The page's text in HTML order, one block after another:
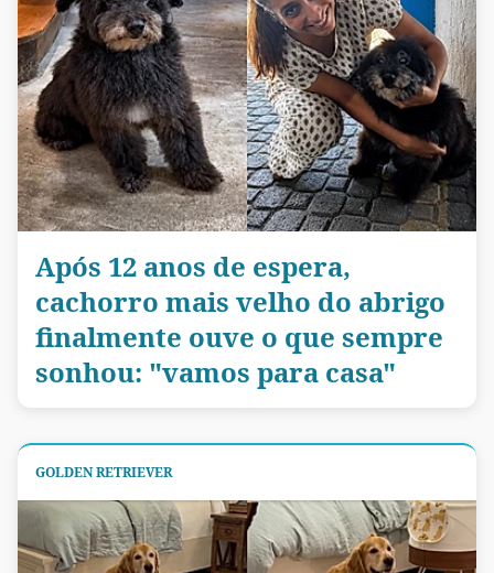
Após 12 anos de espera,
cachorro mais velho do abrigo
finalmente ouve o que sempre
sonhou: "vamos para casa"
GOLDEN RETRIEVER